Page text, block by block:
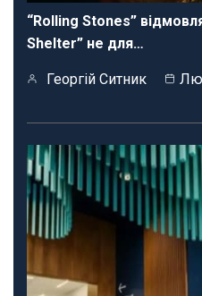
“Rolling Stones”
Shelter” не для…
Георгій Ситник